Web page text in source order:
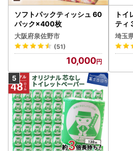
ソフトパックティッシュ 60
パック×400枚
大阪府泉佐野市
(51)
10,000
トイ
ティ
ック
埼玉